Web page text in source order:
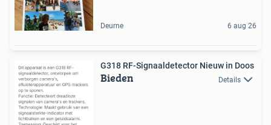
Deurne 6 aug 26
G318 RF-Signaaldetector Nieuw in Doos
Bieden Details